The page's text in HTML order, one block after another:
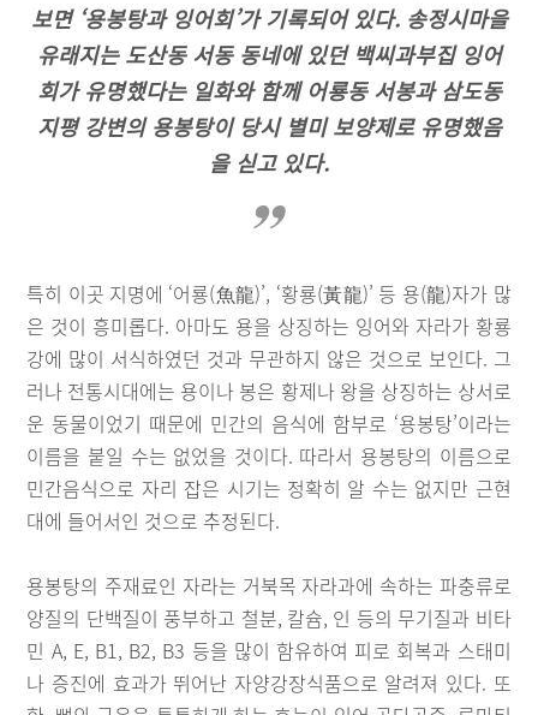
보면 ‘용봉탕과 잉어회’가 기록되어 있다. 송정시마을
유래지는 도산동 서동 동네에 있던 백씨과부집 잉어
회가 유명했다는 일화와 함께 어룡동 서봉과 삼도동
지평 강변의 용봉탕이 당시 별미 보양제로 유명했음
을 싣고 있다.
특히 이곳 지명에 ‘어룡(魚龍)’, ‘황룡(黃龍)’ 등 용(龍)자가 많
은 것이 흥미롭다. 아마도 용을 상징하는 잉어와 자라가 황룡
강에 많이 서식하였던 것과 무관하지 않은 것으로 보인다. 그
러나 전통시대에는 용이나 봉은 황제나 왕을 상징하는 상서로
운 동물이었기 때문에 민간의 음식에 함부로 ‘용봉탕’이라는
이름을 붙일 수는 없었을 것이다. 따라서 용봉탕의 이름으로
민간음식으로 자리 잡은 시기는 정확히 알 수는 없지만 근현
대에 들어서인 것으로 추정된다.
용봉탕의 주재료인 자라는 거북목 자라과에 속하는 파충류로
양질의 단백질이 풍부하고 철분, 칼슘, 인 등의 무기질과 비타
민 A, E, B1, B2, B3 등을 많이 함유하여 피로 회복과 스태미
나 증진에 효과가 뛰어난 자양강장식품으로 알려져 있다. 또